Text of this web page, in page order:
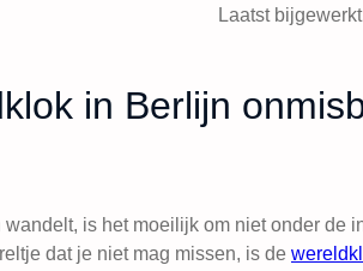
Laatst
in Berlijn
is het moeilijk om niet onder de
dat je niet mag missen, is de